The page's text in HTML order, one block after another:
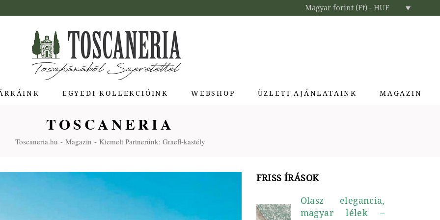
Magyar forint (Ft) - HUF
di Bolgheri
Pienza
Toscana
EGYEDI KOLLEKCIÓINK WEBSHOP ÜZLETI AJÁNLATAINK
Textíliák lakberendezőknek
MAGAZIN
TOSCANERIA
Toscaneria.hu Magazin Kiemelt Partnerünk: Graefl-kastély
FRISS ÍRÁSOK
Olasz elegancia,
magyar lélek –